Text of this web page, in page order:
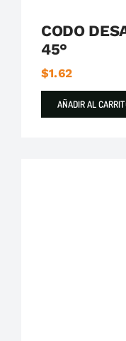
CODO
45°
$1.62
AÑADIR AL